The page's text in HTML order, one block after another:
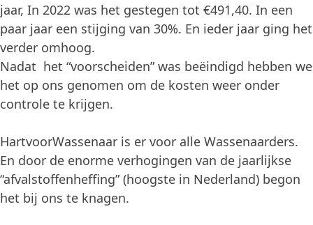
jaar, In 2022 was het gestegen tot €491,40. In een
paar jaar een stijging van 30%. En ieder jaar ging het
verder omhoog.
Nadat het “voorscheiden” was beëindigd hebben we
het op ons genomen om de kosten weer onder
controle te krijgen.
HartvoorWassenaar is er voor alle Wassenaarders.
En door de enorme verhogingen van de jaarlijkse
“afvalstoffenheffing” (hoogste in Nederland) begon
het bij ons te knagen.